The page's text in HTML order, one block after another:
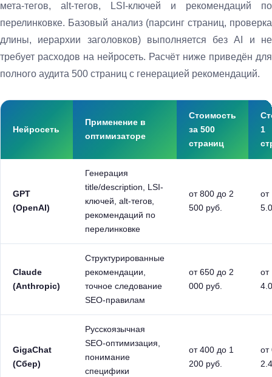
мета-тегов, alt-тегов, LSI-ключей и рекомендаций по
перелинковке. Базовый анализ (парсинг страниц, проверка
длины, иерархии заголовков) выполняется без AI и не
требует расходов на нейросеть. Расчёт ниже приведён для
полного аудита 500 страниц с генерацией рекомендаций.
Нейросеть
Применение в
оптимизаторе
Стоимость
за 500
страниц
1
GPT
(OpenAI)
Генерация
title/description, LSI-
ключей, alt-тегов,
рекомендаций по
перелинковке
от 800 до 2
500 руб.
от
Claude
(Anthropic)
Структурированные
рекомендации,
точное следование
SEO-правилам
от 650 до 2
000 руб.
от
GigaChat
(Сбер)
Русскоязычная
SEO-оптимизация,
понимание
специфики
от 400 до 1
200 руб.
от